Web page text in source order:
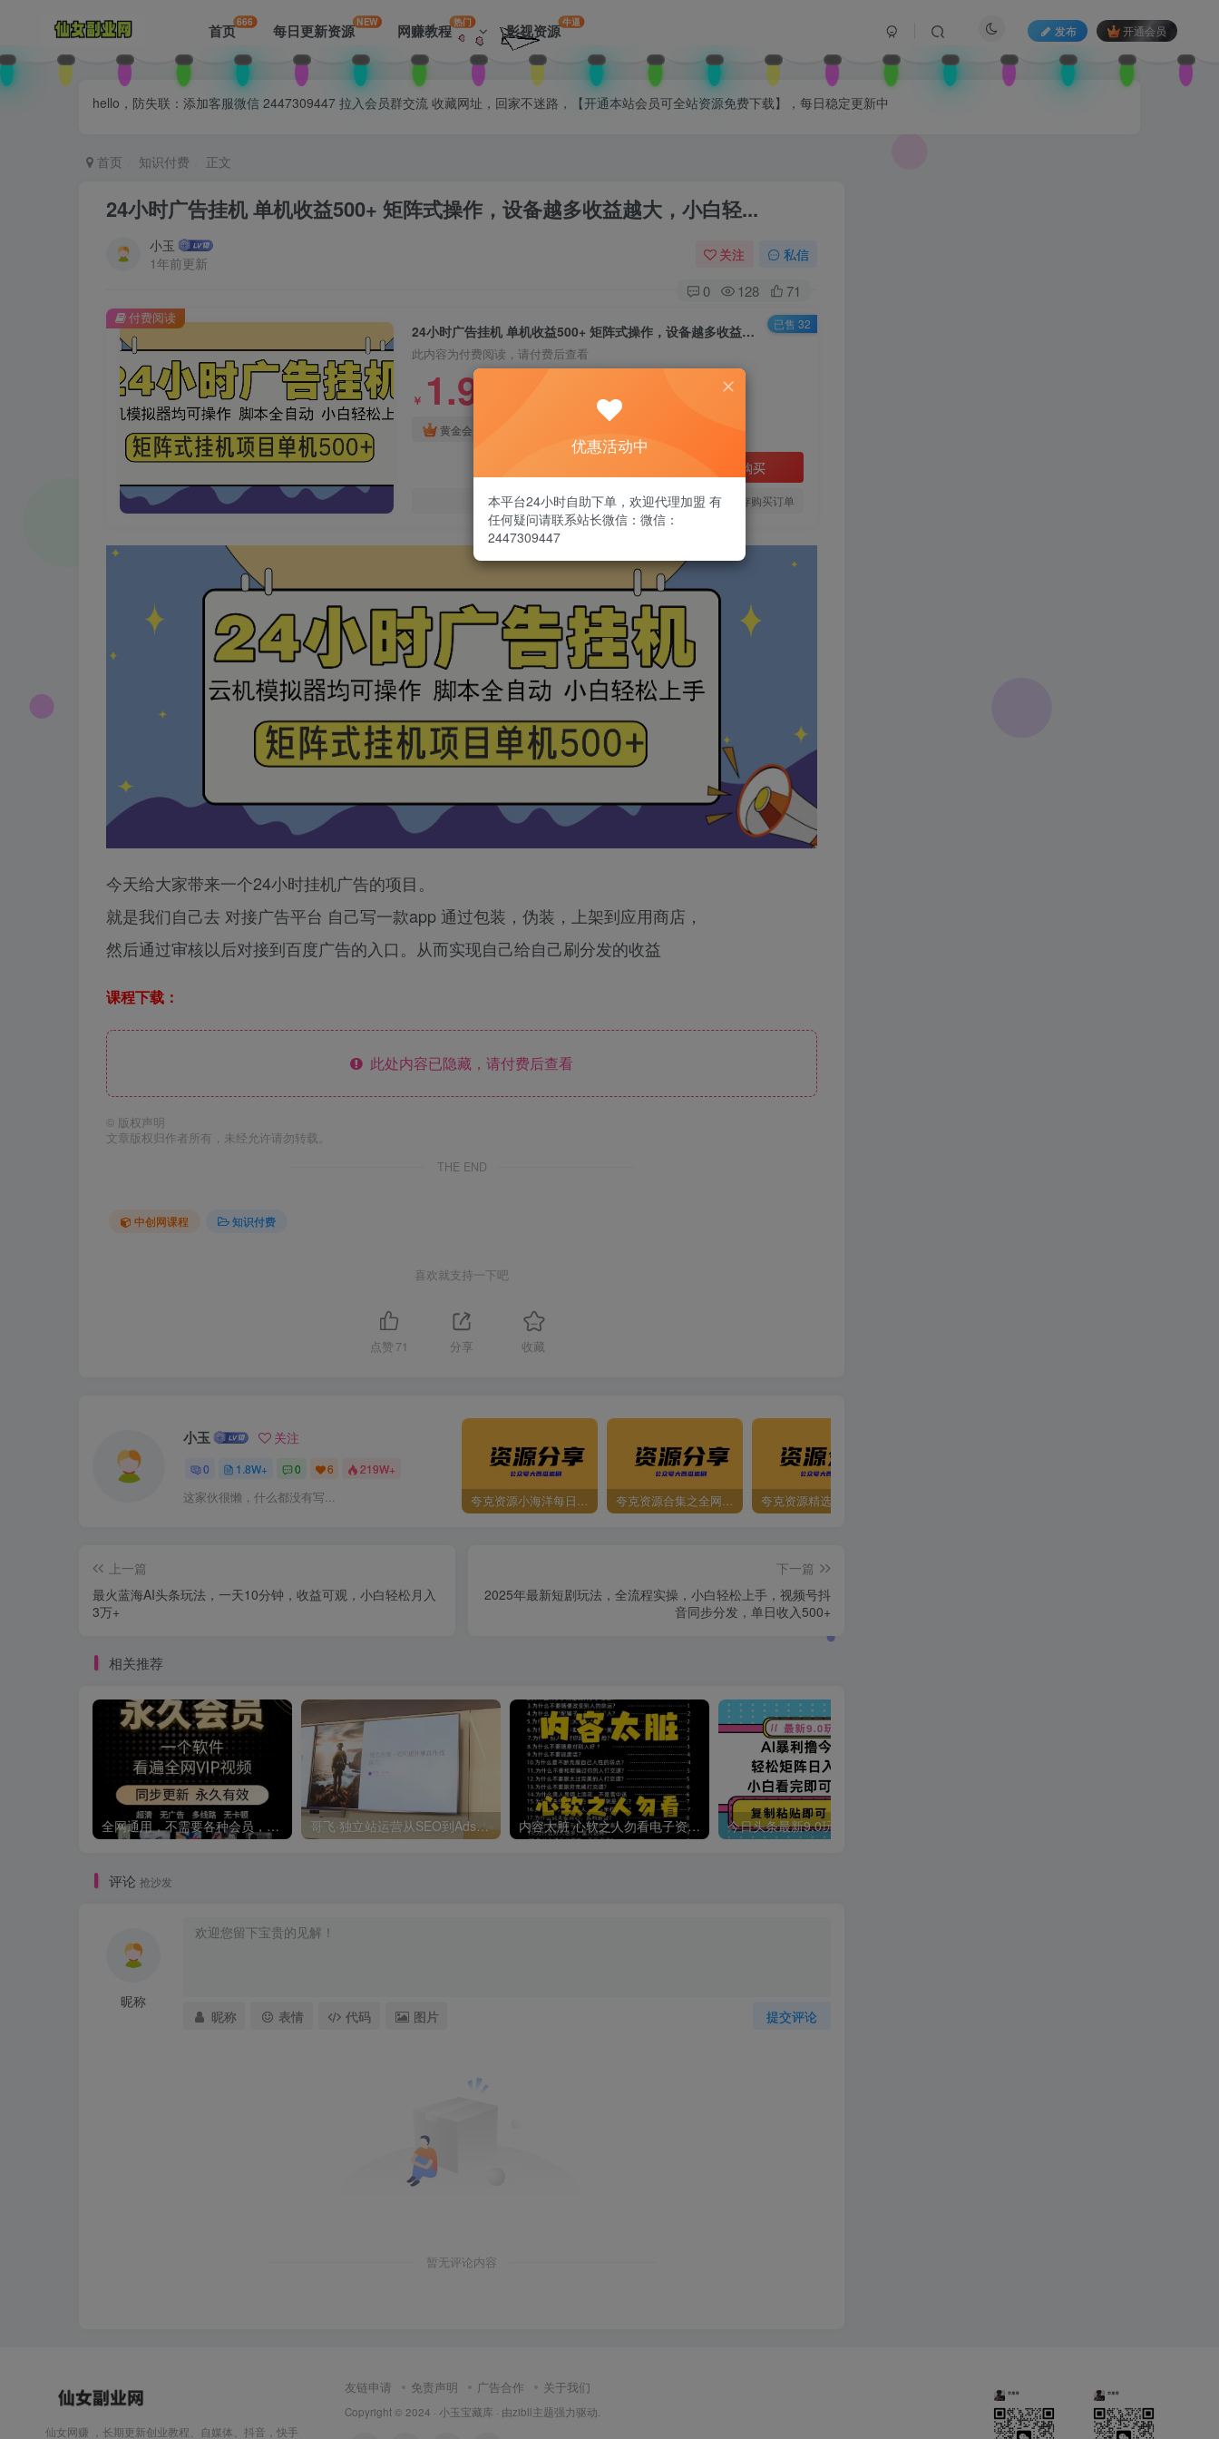
首页666 每日更新资源NEW 网赚教程热门 影视资源牛逼
发布 开通会员
hello，防失联：添加客服微信 2447309447 拉入会员群交流 收藏网址，回家不迷路，【开通本站会员可全站资源免费下载】，每日稳定更新中
首页 知识付费 正文
24小时广告挂机 单机收益500+ 矩阵式操作，设备越多收益越大，小白轻...
小玉
1年前更新
关注 私信
0 128 71
24小时广告挂机 单机收益500+ 矩阵式操作，设备越多收益越大，小白轻...
此内容为付费阅读，请付费后查看
￥ 1.99
黄金会员
立即购买
您当前未登录！建议登陆后购买，可保存购买订单
付费阅读 已售 32
今天给大家带来一个24小时挂机广告的项目。
就是我们自己去 对接广告平台 自己写一款app 通过包装，伪装，上架到应用商店，
然后通过审核以后对接到百度广告的入口。从而实现自己给自己刷分发的收益
课程下载：
此处内容已隐藏，请付费后查看
© 版权声明
文章版权归作者所有，未经允许请勿转载。
THE END
中创网课程 知识付费
喜欢就支持一下吧
点赞 71 分享 收藏
小玉 关注
0 1.8W+ 0 6 219W+
这家伙很懒，什么都没有写... 夸克资源小海洋每日更新资源大汇总（持续更新） 夸克资源合集之全网影视 夸克资源精选资源
上一篇
最火蓝海AI头条玩法，一天10分钟，收益可观，小白轻松月入
3万+
下一篇
2025年最新短剧玩法，全流程实操，小白轻松上手，视频号抖
音同步分发，单日收入500+
相关推荐
全网通用，不需要各种会员，再也不缺电影看！！ 哥飞·独立站运营从SEO到Adsense全方位攻略 内容太脏 心软之人勿看电子资料pdf
评论 抢沙发
昵称
提交评论
昵称 表情 代码 图片
暂无评论内容
仙女网赚 ，长期更新创业教程、自媒体、抖音，快手
友链申请 免责声明 广告合作 关于我们
Copyright © 2024 · 小玉宝藏库 · 由zibll主题强力驱动.
优惠活动中
本平台24小时自助下单，欢迎代理加盟 有
任何疑问请联系站长微信：微信：
2447309447